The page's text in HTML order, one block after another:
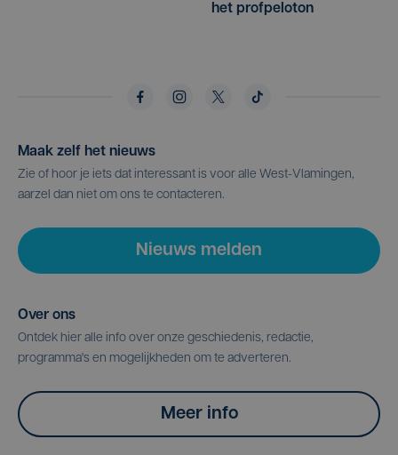
het profpeloton
Maak zelf het nieuws
Zie of hoor je iets dat interessant is voor alle West-Vlamingen,
aarzel dan niet om ons te contacteren.
Nieuws melden
Over ons
Ontdek hier alle info over onze geschiedenis, redactie,
programma's en mogelijkheden om te adverteren.
Meer info